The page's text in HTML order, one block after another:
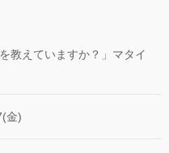
教えていますか？」マタイ
金)